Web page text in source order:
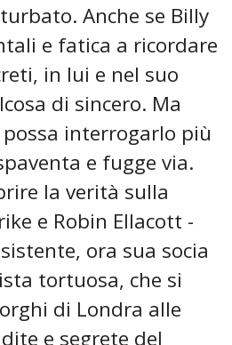
Anche se Billy
e fatica a ricordare
in lui e nel suo
di sincero. Ma
interrogarlo più
e fugge via.
la verità sulla
e Robin Ellacott -
ora sua socia
tortuosa, che si
di Londra alle
e segrete del